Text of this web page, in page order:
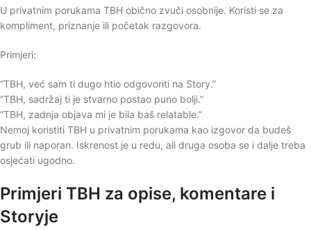
U privatnim porukama TBH obično zvuči osobnije. Koristi se za
kompliment, priznanje ili početak razgovora.
Primjeri:
“TBH, već sam ti dugo htio odgovoriti na Story.”
“TBH, sadržaj ti je stvarno postao puno bolji.”
“TBH, zadnja objava mi je bila baš relatable.”
Nemoj koristiti TBH u privatnim porukama kao izgovor da budeš
grub ili naporan. Iskrenost je u redu, ali druga osoba se i dalje treba
osjećati ugodno.
Primjeri TBH za opise, komentare i
Storyje